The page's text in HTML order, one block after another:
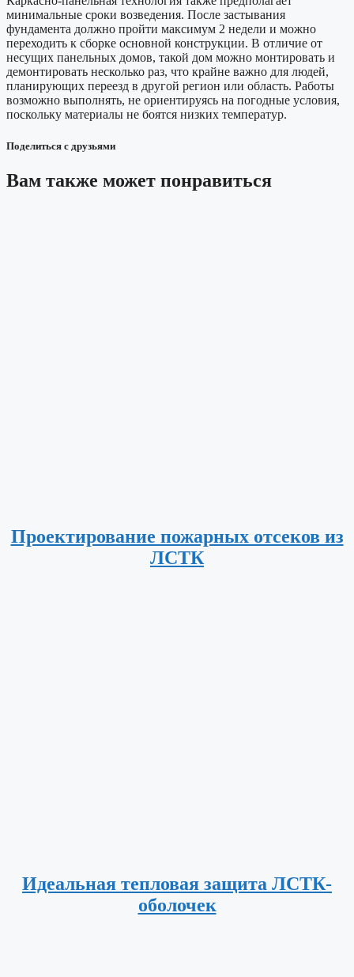
минимальные сроки возведения. После застывания
фундамента должно пройти максимум 2 недели и можно
переходить к сборке основной конструкции. В отличие от
несущих панельных домов, такой дом можно монтировать и
демонтировать несколько раз, что крайне важно для людей,
планирующих переезд в другой регион или область. Работы
возможно выполнять, не ориентируясь на погодные условия,
поскольку материалы не боятся низких температур.
Поделиться с друзьями
Вам также может понравиться
Проектирование пожарных отсеков из
ЛСТК
Идеальная тепловая защита ЛСТК-
оболочек